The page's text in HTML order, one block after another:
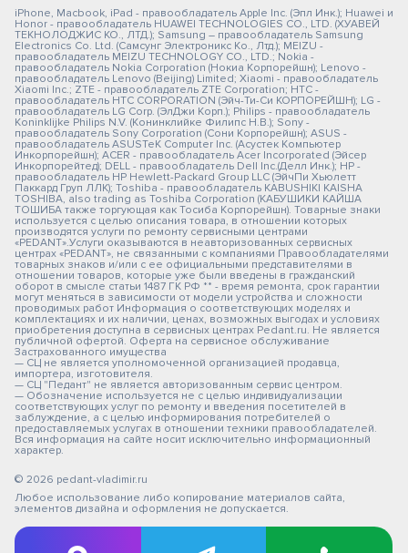
iPhone, Macbook, iPad - правообладатель Apple Inc. (Эпл Инк.); Huawei и
Honor - правообладатель HUAWEI TECHNOLOGIES CO., LTD. (ХУАВЕЙ
ТЕКНОЛОДЖИС КО., ЛТД.); Samsung – правообладатель Samsung
Electronics Co. Ltd. (Самсунг Электроникс Ко., Лтд.); MEIZU -
правообладатель MEIZU TECHNOLOGY CO., LTD.; Nokia -
правообладатель Nokia Corporation (Нокиа Корпорейшн); Lenovo -
правообладатель Lenovo (Beijing) Limited; Xiaomi - правообладатель
Xiaomi Inc.; ZTE - правообладатель ZTE Corporation; HTC -
правообладатель HTC CORPORATION (Эйч-Ти-Си КОРПОРЕЙШН); LG -
правообладатель LG Corp. (ЭлДжи Корп.); Philips - правообладатель
Koninklijke Philips N.V. (Конинклийке Филипс Н.В.); Sony -
правообладатель Sony Corporation (Сони Корпорейшн); ASUS -
правообладатель ASUSTeK Computer Inc. (Асустек Компьютер
Инкорпорейшн); ACER - правообладатель Acer Incorporated (Эйсер
Инкорпорейтед); DELL - правообладатель Dell Inc.(Делл Инк.); HP -
правообладатель HP Hewlett-Packard Group LLC (ЭйчПи Хьюлетт
Паккард Груп ЛЛК); Toshiba - правообладатель KABUSHIKI KAISHA
TOSHIBA, also trading as Toshiba Corporation (КАБУШИКИ КАЙША
ТОШИБА также торгующая как Тосиба Корпорейшн). Товарные знаки
используется с целью описания товара, в отношении которых
производятся услуги по ремонту сервисными центрами
«PEDANT».Услуги оказываются в неавторизованных сервисных
центрах «PEDANT», не связанными с компаниями Правообладателями
товарных знаков и/или с ее официальными представителями в
отношении товаров, которые уже были введены в гражданский
оборот в смысле статьи 1487 ГК РФ ** - время ремонта, срок гарантии
могут меняться в зависимости от модели устройства и сложности
проводимых работ Информация о соответствующих моделях и
комплектациях и их наличии, ценах, возможных выгодах и условиях
приобретения доступна в сервисных центрах Pedant.ru. Не является
публичной офертой. Оферта на сервисное обслуживание
Застрахованного имущества
— СЦ не является уполномоченной организацией продавца,
импортера, изготовителя.
— СЦ "Педант" не является авторизованным сервис центром.
— Обозначение используется не с целью индивидуализации
соответствующих услуг по ремонту и введения посетителей в
заблуждение, а с целью информирования потребителей о
предоставляемых услугах в отношении техники правообладателей.
Вся информация на сайте носит исключительно информационный
характер.
© 2026 pedant-vladimir.ru
Любое использование либо копирование материалов сайта,
элементов дизайна и оформления не допускается.